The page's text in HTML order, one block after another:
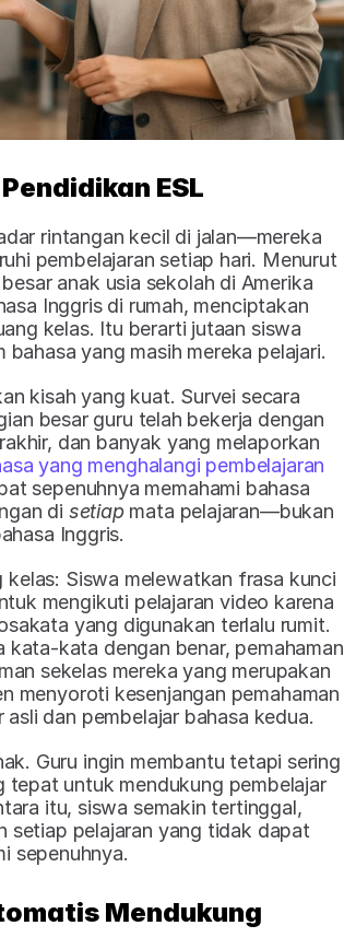
ESL
rintangan kecil di jalan—mereka
pembelajaran setiap hari. Menurut
anak usia sekolah di Amerika
Inggris di rumah, menciptakan
kelas. Itu berarti jutaan siswa
bahasa yang masih mereka pelajari.
kisah yang kuat. Survei secara
besar guru telah bekerja dengan
dan banyak yang melaporkan
yang menghalangi pembelajaran
sepenuhnya memahami bahasa
di setiap mata pelajaran—bukan
Inggris.
kelas: Siswa melewatkan frasa kunci
mengikuti pelajaran video karena
yang digunakan terlalu rumit.
kata dengan benar, pemahaman
sekelas mereka yang merupakan
menyoroti kesenjangan pemahaman
dan pembelajar bahasa kedua.
Guru ingin membantu tetapi sering
tepat untuk mendukung pembelajar
itu, siswa semakin tertinggal,
setiap pelajaran yang tidak dapat
sepenuhnya.​
Mendukung